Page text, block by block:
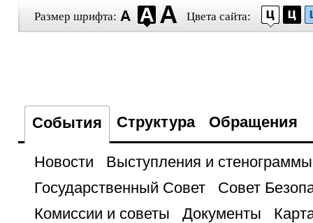
Размер шрифта: Цвета сайта:
События Структура Обращения
Новости
Выступления и стенограммы
Государственный Совет
Совет
Комиссии и советы
Документы